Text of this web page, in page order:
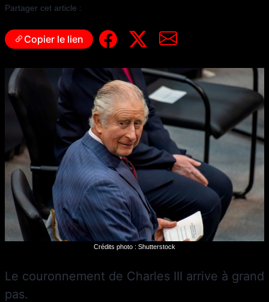
Partager cet article :
Copier le lien
Crédits photo : Shutterstock
Le couronnement de Charles III arrive à grand
pas.